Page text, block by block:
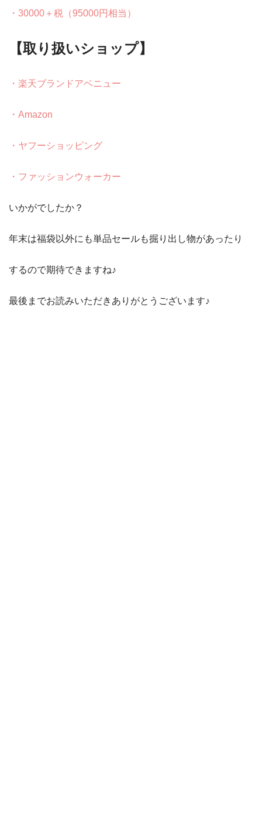
・30000＋税（95000円相当）
【取り扱いショップ】
・楽天ブランドアベニュー
・Amazon
・ヤフーショッピング
・ファッションウォーカー
いかがでしたか？
年末は福袋以外にも単品セールも掘り出し物があったり
するので期待できますね♪
最後までお読みいただきありがとうございます♪